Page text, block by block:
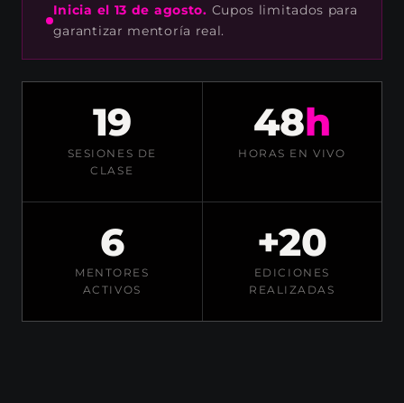
Inicia el 13 de agosto. Cupos limitados para
garantizar mentoría real.
19
SESIONES DE
CLASE
48h
HORAS EN VIVO
6
MENTORES
ACTIVOS
+20
EDICIONES
REALIZADAS